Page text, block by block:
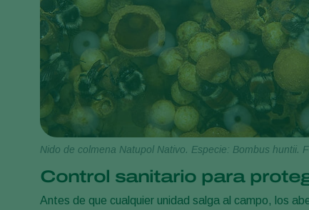
Nido de colmena Natupol Nativo. Especie: Bombus huntii.
Control sanitario para
Antes de que cualquier unidad salga al campo, los